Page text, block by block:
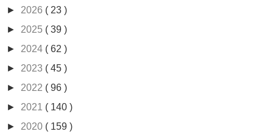
► 2026 ( 23 )
► 2025 ( 39 )
► 2024 ( 62 )
► 2023 ( 45 )
► 2022 ( 96 )
► 2021 ( 140 )
► 2020 ( 159 )